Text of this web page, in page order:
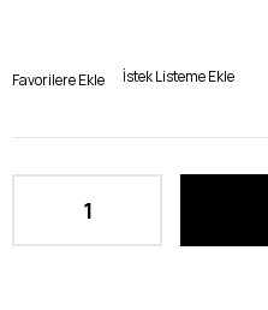
Favorilere Ekle İstek Listeme Ekle